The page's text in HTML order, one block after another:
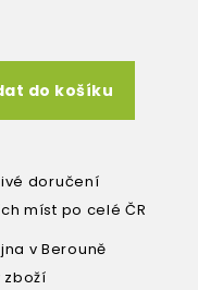
do košíku
doručení
míst po celé ČR
v Berouně
zboží